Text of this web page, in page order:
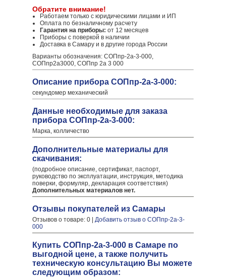
Обратите внимание!
Работаем только с юридическими лицами и ИП
Оплата по безналичному расчету
Гарантия на приборы: от 12 месяцев
Приборы с поверкой в наличии
Доставка в Самару и в другие города России
Варианты обозначения: СОПпр-2а-3-000,
СОПпр2а3000, СОПпр 2а 3 000
Описание прибора СОПпр-2а-3-000:
секундомер механический
Данные необходимые для заказа
прибора СОПпр-2а-3-000:
Марка, колличество
Дополнительные материалы для
скачивания:
(подробное описание, сертификат, паспорт,
руководство по эксплуатации, инструкция, методика
поверки, формуляр, декларация соответствия)
Дополнительных материалов нет.
Отзывы покупателей из Самары
Отзывов о товаре: 0 | Добавить отзыв о СОПпр-2а-3-
000
Купить СОПпр-2а-3-000 в Самаре по
выгодной цене, а также получить
техническую консультацию Вы можете
следующим образом: